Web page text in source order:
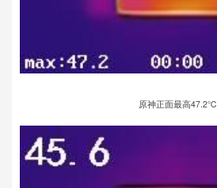
原神正面最高47.2℃